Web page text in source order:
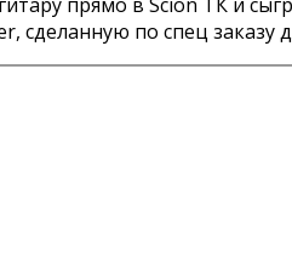
сделанную по спец заказу